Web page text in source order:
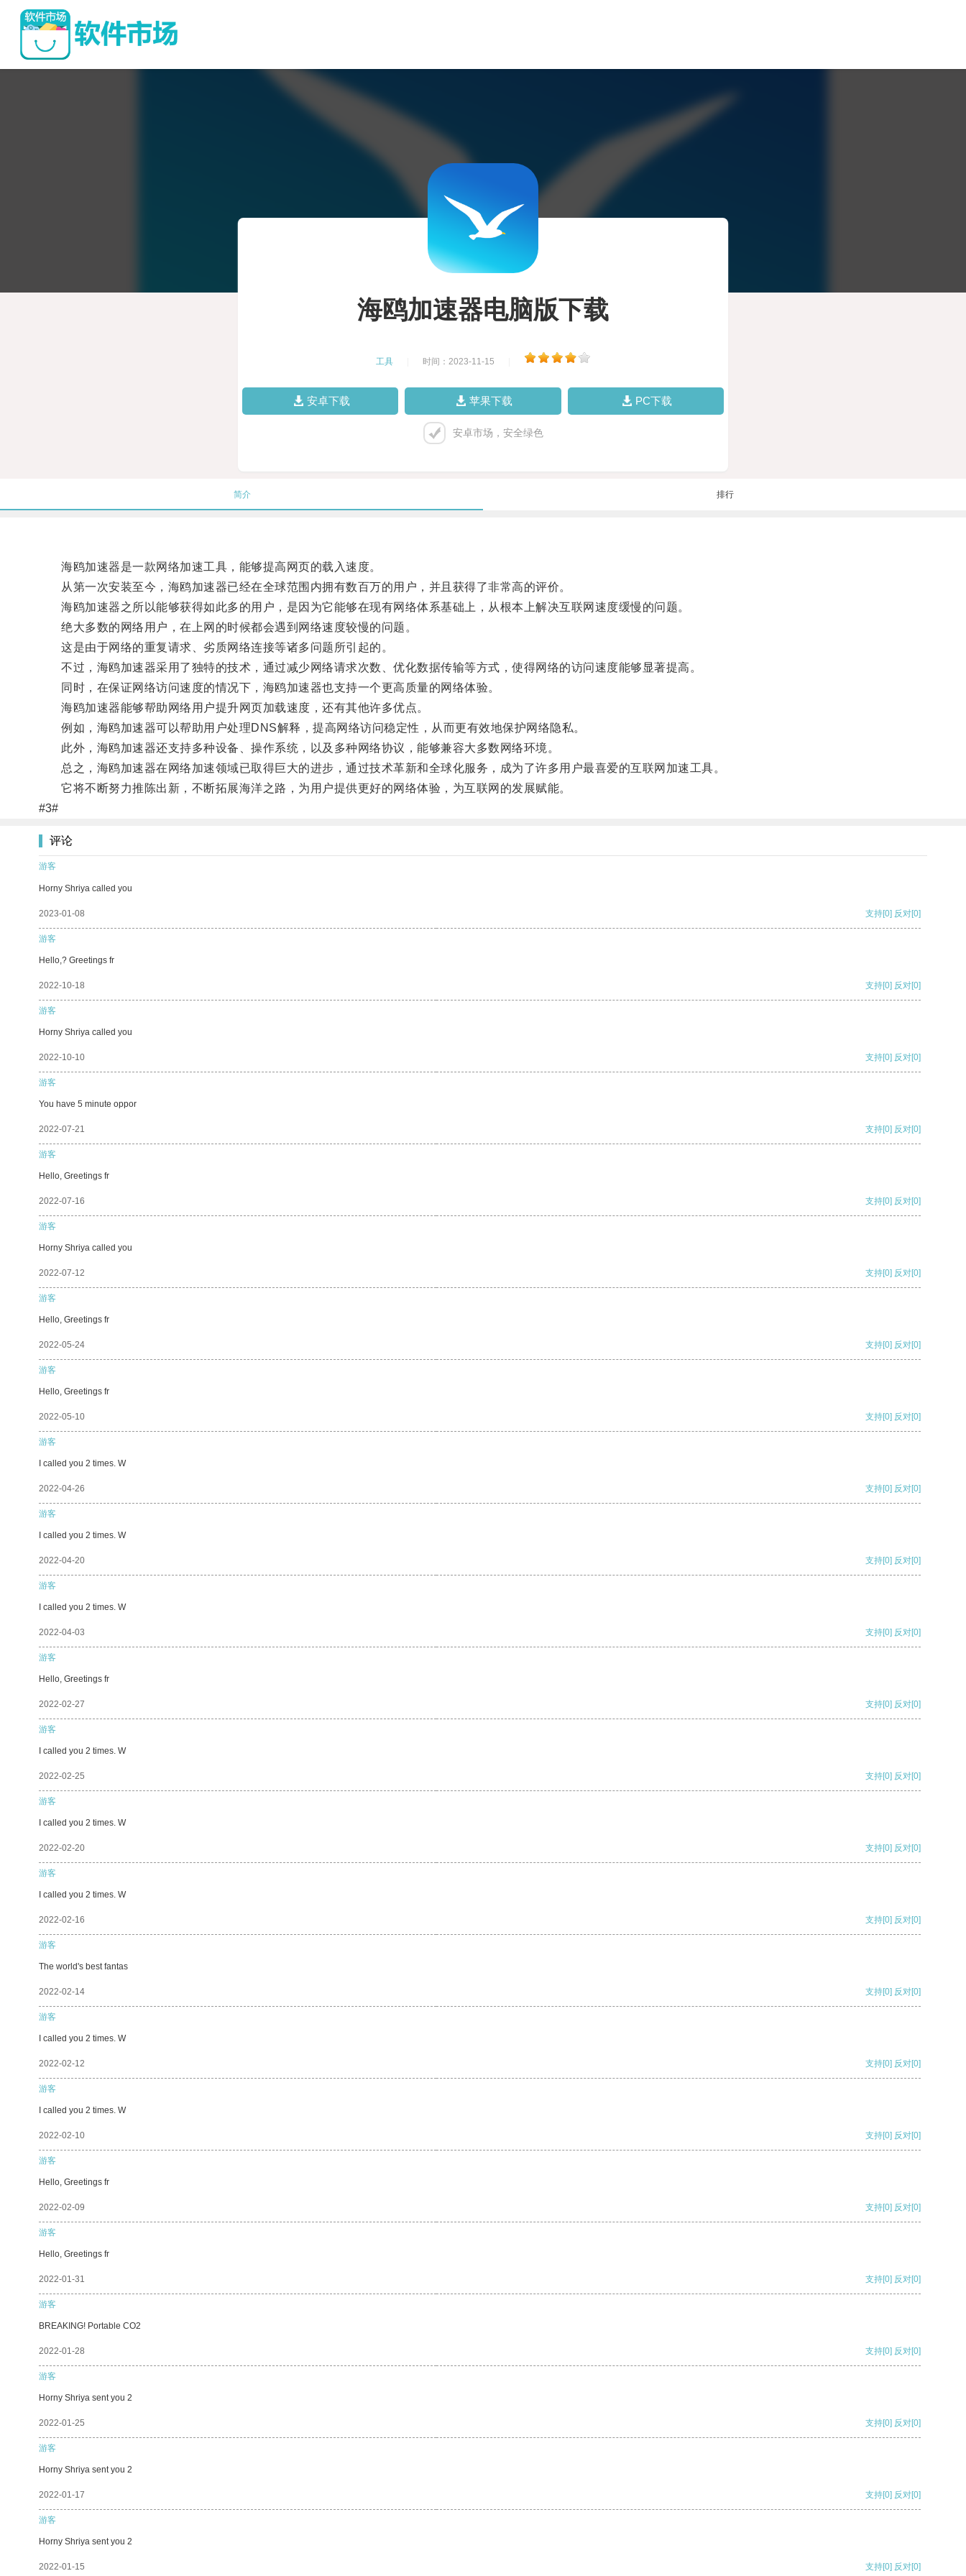
海鸥加速器电脑版下载
工具 时间：2023-11-15
安卓下载 苹果下载 PC下载
安卓市场，安全绿色
简介 排行
海鸥加速器是一款网络加速工具，能够提高网页的载入速度。
从第一次安装至今，海鸥加速器已经在全球范围内拥有数百万的用户，并且获得了非常高的评价。
海鸥加速器之所以能够获得如此多的用户，是因为它能够在现有网络体系基础上，从根本上解决互联网速度缓慢的问题。
绝大多数的网络用户，在上网的时候都会遇到网络速度较慢的问题。
这是由于网络的重复请求、劣质网络连接等诸多问题所引起的。
不过，海鸥加速器采用了独特的技术，通过减少网络请求次数、优化数据传输等方式，使得网络的访问速度能够显著提高。
同时，在保证网络访问速度的情况下，海鸥加速器也支持一个更高质量的网络体验。
海鸥加速器能够帮助网络用户提升网页加载速度，还有其他许多优点。
例如，海鸥加速器可以帮助用户处理DNS解释，提高网络访问稳定性，从而更有效地保护网络隐私。
此外，海鸥加速器还支持多种设备、操作系统，以及多种网络协议，能够兼容大多数网络环境。
总之，海鸥加速器在网络加速领域已取得巨大的进步，通过技术革新和全球化服务，成为了许多用户最喜爱的互联网加速工具。
它将不断努力推陈出新，不断拓展海洋之路，为用户提供更好的网络体验，为互联网的发展赋能。
#3#
评论
游客
Horny Shriya called you
2023-01-08 支持[0] 反对[0]
游客
Hello,? Greetings fr
2022-10-18 支持[0] 反对[0]
游客
Horny Shriya called you
2022-10-10 支持[0] 反对[0]
游客
You have 5 minute oppor
2022-07-21 支持[0] 反对[0]
游客
Hello, Greetings fr
2022-07-16 支持[0] 反对[0]
游客
Horny Shriya called you
2022-07-12 支持[0] 反对[0]
游客
Hello, Greetings fr
2022-05-24 支持[0] 反对[0]
游客
Hello, Greetings fr
2022-05-10 支持[0] 反对[0]
游客
I called you 2 times. W
2022-04-26 支持[0] 反对[0]
游客
I called you 2 times. W
2022-04-20 支持[0] 反对[0]
游客
I called you 2 times. W
2022-04-03 支持[0] 反对[0]
游客
Hello, Greetings fr
2022-02-27 支持[0] 反对[0]
游客
I called you 2 times. W
2022-02-25 支持[0] 反对[0]
游客
I called you 2 times. W
2022-02-20 支持[0] 反对[0]
游客
I called you 2 times. W
2022-02-16 支持[0] 反对[0]
游客
The world's best fantas
2022-02-14 支持[0] 反对[0]
游客
I called you 2 times. W
2022-02-12 支持[0] 反对[0]
游客
I called you 2 times. W
2022-02-10 支持[0] 反对[0]
游客
Hello, Greetings fr
2022-02-09 支持[0] 反对[0]
游客
Hello, Greetings fr
2022-01-31 支持[0] 反对[0]
游客
BREAKING! Portable CO2
2022-01-28 支持[0] 反对[0]
游客
Horny Shriya sent you 2
2022-01-25 支持[0] 反对[0]
游客
Horny Shriya sent you 2
2022-01-17 支持[0] 反对[0]
游客
Horny Shriya sent you 2
2022-01-15 支持[0] 反对[0]